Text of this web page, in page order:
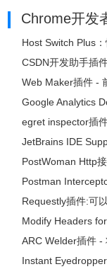
Chrome开发
Host Switch Plus：
CSDN开发助手插
Web Maker插件 -
Google Analytics
egret inspector插
JetBrains IDE
PostWoman Http
Postman
Requestly插件:可
Modify Headers for
ARC Welder插件 -
Instant